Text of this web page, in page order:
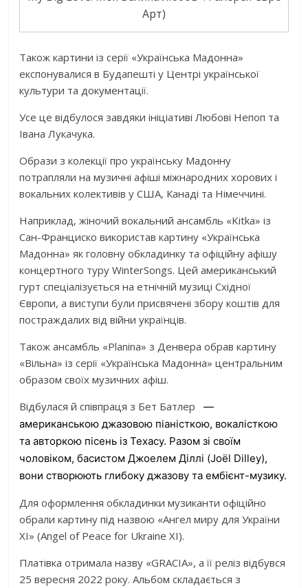
Арт)
Також картини із серії «Українська Мадонна»
експонувалися в Будапешті у Центрі української
культури та документації.
Усе це відбулося завдяки ініціативі Любові Непоп та
Івана Лукачука.
Образи з колекції про українську Мадонну
потрапляли на музичні афіші міжнародних хорових і
вокальних колективів у США, Канаді та Німеччині.
Наприклад, жіночий вокальний ансамбль «Kitka» із
Сан-Франциско використав картину «Українська
Мадонна» як головну обкладинку та офіційну афішу
концертного туру WinterSongs. Цей американський
гурт спеціалізується на етнічній музиці Східної
Європи, а виступи були присвячені збору коштів для
постраждалих від війни українців.
Також ансамбль «Planina» з Денвера обрав картину
«Вільна» із серії «Українська Мадонна» центральним
образом своїх музичних афіш.
Відбулася й співпраця з Бет Батлер
—
американською джазовою піаністкою, вокалісткою
та авторкою пісень із Техасу. Разом зі своїм
чоловіком, басистом Джоелем Діллі (Joël Dilley),
вони створюють глибоку джазову та ембієнт-музику.
Для оформлення обкладинки музиканти офіційно
обрали картину під назвою «Ангел миру для України
XI» (Angel of Peace for Ukraine XI).
Платівка отримала назву «GRACIA», а її реліз відбувся
25 вересня 2022 року. Альбом складається з